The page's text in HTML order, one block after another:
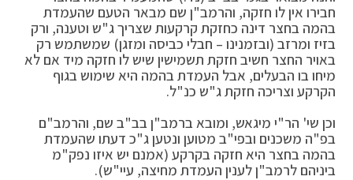
חבירו אין לו חזקה, והרמב"ן שם מבאר הטעם שהעמדת
בהמה בחצר דינה כחזקת קרקעות שצריך ג"ש וטענה, ורק
בזיז ומרזב (ובזמנינו – חבלי כביסה ומזגן) שמשתמש רק
באויר החצר חשיב חזקת תשמישין שיש לו חזקה מיד אם לא
מיחו בו הבעלים, אבל העמדת בהמה היא שימוש בגוף
הקרקע וצריכה חזקת ג"ש כנ"ל.
וכן שי' הר"י מיגאש, ומובא ברמב"ן בב"ב שם, והרמב"ם
בפ"ה משכנים ובפי"ב מטוען ונטען ג"כ דעתו שהעמדת
בהמה בחצר היא חזקה בקרקע (אמנם יש איזו נפק"מ
ביניהם לרמב"ן לענין העמדת מחיצה, עיי"ש).